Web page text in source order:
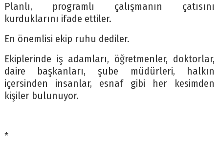
Planlı, programlı çalışmanın çatısını
kurduklarını ifade ettiler.
En önemlisi ekip ruhu dediler.
Ekiplerinde iş adamları, öğretmenler, doktorlar,
daire başkanları, şube müdürleri, halkın
içersinden insanlar, esnaf gibi her kesimden
kişiler bulunuyor.
*